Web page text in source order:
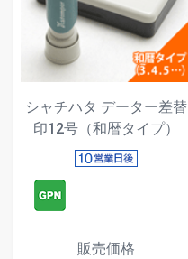
シャチハタ データー差替
印12号（和暦タイプ）
販売価格